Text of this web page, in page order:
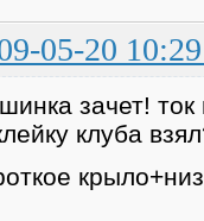
05-20
зачет! ток
клуба